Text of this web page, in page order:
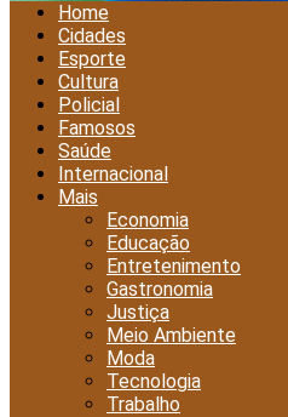
Home
Cidades
Esporte
Cultura
Policial
Famosos
Saúde
Internacional
Mais
Economia
Educação
Entretenimento
Gastronomia
Justiça
Meio Ambiente
Moda
Tecnologia
Trabalho